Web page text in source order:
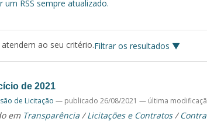
um RSS sempre atualizado.
ao seu critério.Filtrar os resultados
de 2021
de Licitação — publicado 26/08/2021 — última
em Transparência /Licitações e Contratos /